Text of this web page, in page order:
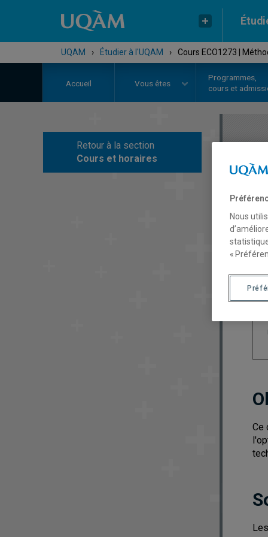
UQAM › Étudier à l'UQAM › Cours ECO1273 |
Accueil Vous êtes
Programmes,
cours et
Retour à la section
Cours et horaires
Ce
Nous
«